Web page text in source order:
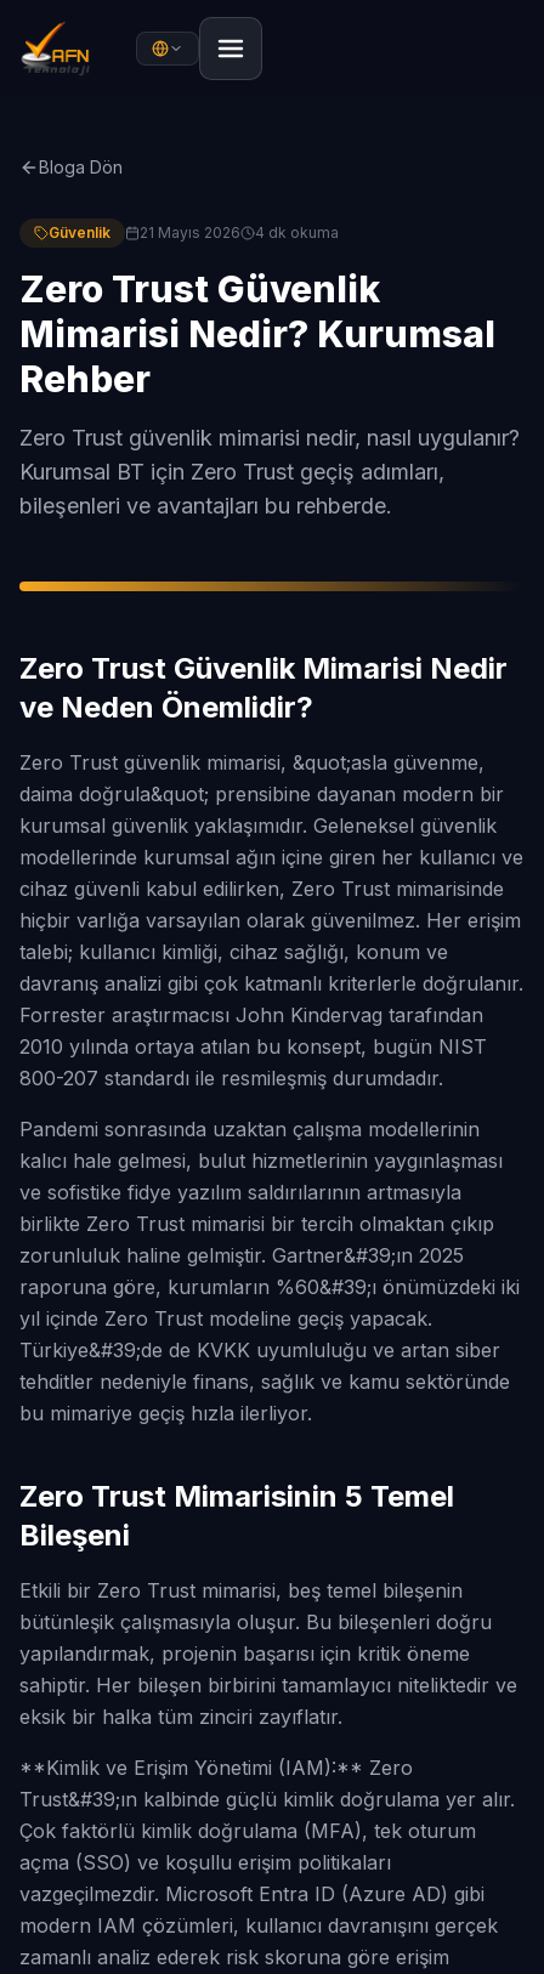
Bloga Dön
Güvenlik 21 Mayıs 2026 4 dk okuma
Zero Trust Güvenlik
Mimarisi Nedir? Kurumsal
Rehber
Zero Trust güvenlik mimarisi nedir, nasıl uygulanır?
Kurumsal BT için Zero Trust geçiş adımları,
bileşenleri ve avantajları bu rehberde.
Zero Trust Güvenlik Mimarisi Nedir
ve Neden Önemlidir?
Zero Trust güvenlik mimarisi, &quot;asla güvenme,
daima doğrula&quot; prensibine dayanan modern bir
kurumsal güvenlik yaklaşımıdır. Geleneksel güvenlik
modellerinde kurumsal ağın içine giren her kullanıcı ve
cihaz güvenli kabul edilirken, Zero Trust mimarisinde
hiçbir varlığa varsayılan olarak güvenilmez. Her erişim
talebi; kullanıcı kimliği, cihaz sağlığı, konum ve
davranış analizi gibi çok katmanlı kriterlerle doğrulanır.
Forrester araştırmacısı John Kindervag tarafından
2010 yılında ortaya atılan bu konsept, bugün NIST
800-207 standardı ile resmileşmiş durumdadır.
Pandemi sonrasında uzaktan çalışma modellerinin
kalıcı hale gelmesi, bulut hizmetlerinin yaygınlaşması
ve sofistike fidye yazılım saldırılarının artmasıyla
birlikte Zero Trust mimarisi bir tercih olmaktan çıkıp
zorunluluk haline gelmiştir. Gartner&#39;ın 2025
raporuna göre, kurumların %60&#39;ı önümüzdeki iki
yıl içinde Zero Trust modeline geçiş yapacak.
Türkiye&#39;de de KVKK uyumluluğu ve artan siber
tehditler nedeniyle finans, sağlık ve kamu sektöründe
bu mimariye geçiş hızla ilerliyor.
Zero Trust Mimarisinin 5 Temel
Bileşeni
Etkili bir Zero Trust mimarisi, beş temel bileşenin
bütünleşik çalışmasıyla oluşur. Bu bileşenleri doğru
yapılandırmak, projenin başarısı için kritik öneme
sahiptir. Her bileşen birbirini tamamlayıcı niteliktedir ve
eksik bir halka tüm zinciri zayıflatır.
**Kimlik ve Erişim Yönetimi (IAM):** Zero
Trust&#39;ın kalbinde güçlü kimlik doğrulama yer alır.
Çok faktörlü kimlik doğrulama (MFA), tek oturum
açma (SSO) ve koşullu erişim politikaları
vazgeçilmezdir. Microsoft Entra ID (Azure AD) gibi
modern IAM çözümleri, kullanıcı davranışını gerçek
zamanlı analiz ederek risk skoruna göre erişim